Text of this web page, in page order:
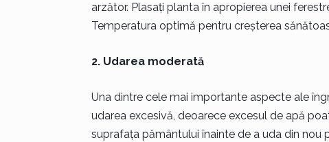
arzător. Plasați planta în apropierea unei
Temperatura optimă pentru creșterea
2. Udarea moderată
Una dintre cele mai importante aspecte ale
udarea excesivă, deoarece excesul de apă
suprafața pământului înainte de a uda din nou